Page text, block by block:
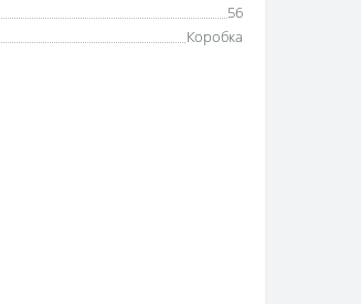
56
Коробка